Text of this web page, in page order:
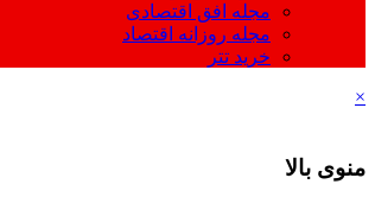
مجله افق اقتصادی
مجله روزانه اقتصاد
خرید تتر
×
منوی بالا